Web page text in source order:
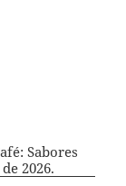
Sabores
2026.